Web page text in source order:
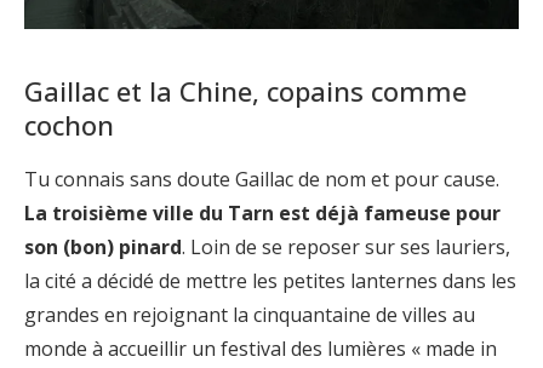
Gaillac et la Chine, copains comme
cochon
Tu connais sans doute Gaillac de nom et pour cause.
La troisième ville du Tarn est déjà fameuse pour
son (bon) pinard. Loin de se reposer sur ses lauriers,
la cité a décidé de mettre les petites lanternes dans les
grandes en rejoignant la cinquantaine de villes au
monde à accueillir un festival des lumières « made in